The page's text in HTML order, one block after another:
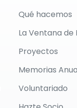
Qué hacemos
La Ventana de
Proyectos
Memorias
Voluntariado